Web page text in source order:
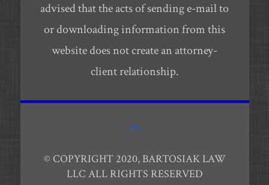
advised that the acts of sending e-mail to
or downloading information from this
website does not create an attorney-
client relationship.
© COPYRIGHT 2020, BARTOSIAK LAW
LLC ALL RIGHTS RESERVED